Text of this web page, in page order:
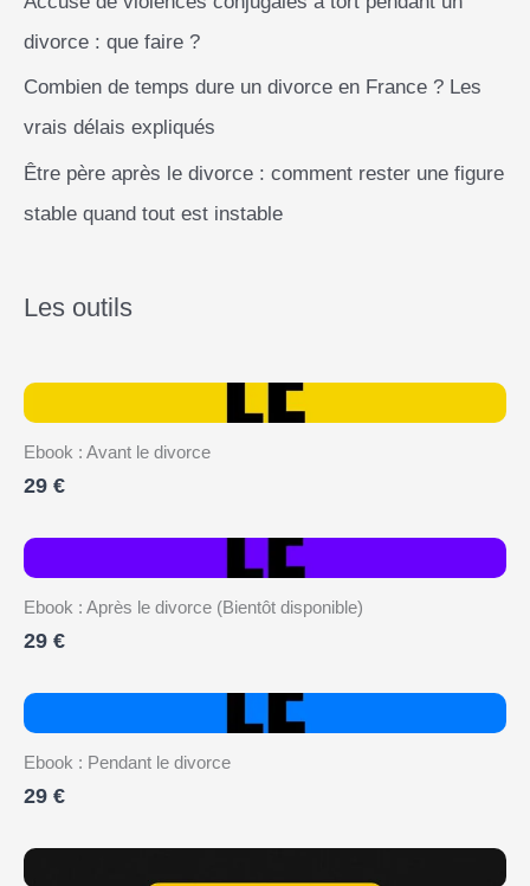
divorce : que faire ?
Combien de temps dure un divorce en France ? Les
vrais délais expliqués
Être père après le divorce : comment rester une figure
stable quand tout est instable
Les outils
Ebook : Avant le divorce
29 €
Ebook : Après le divorce (Bientôt disponible)
29 €
Ebook : Pendant le divorce
29 €